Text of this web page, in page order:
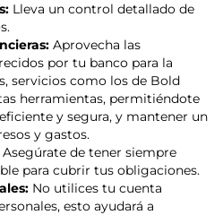
Lleva un control detallado de
Aprovecha las
por tu banco para la
servicios como los de Bold
herramientas, permitiéndote
y segura, y mantener un
y gastos.
Asegúrate de tener siempre
para cubrir tus obligaciones.
No utilices tu cuenta
esto ayudará a